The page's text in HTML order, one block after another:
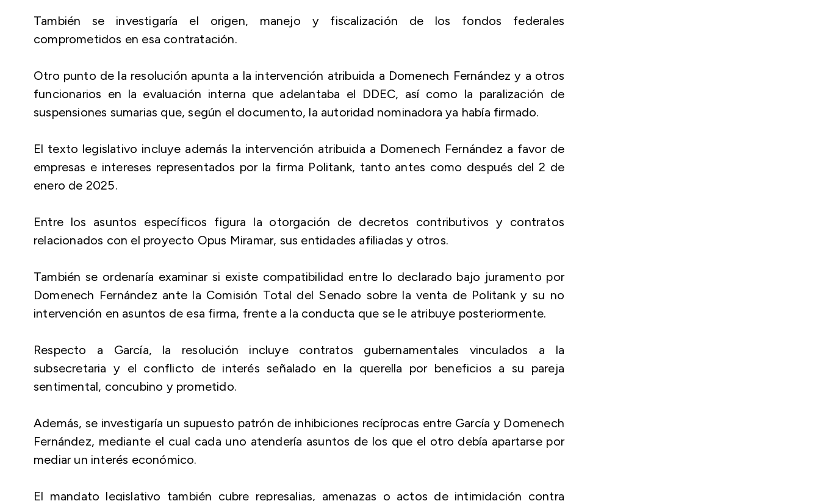
También se investigaría el origen, manejo y fiscalización de los fondos federales
comprometidos en esa contratación.
Otro punto de la resolución apunta a la intervención atribuida a Domenech Fernández y a otros
funcionarios en la evaluación interna que adelantaba el DDEC, así como la paralización de
suspensiones sumarias que, según el documento, la autoridad nominadora ya había firmado.
El texto legislativo incluye además la intervención atribuida a Domenech Fernández a favor de
empresas e intereses representados por la firma Politank, tanto antes como después del 2 de
enero de 2025.
Entre los asuntos específicos figura la otorgación de decretos contributivos y contratos
relacionados con el proyecto Opus Miramar, sus entidades afiliadas y otros.
También se ordenaría examinar si existe compatibilidad entre lo declarado bajo juramento por
Domenech Fernández ante la Comisión Total del Senado sobre la venta de Politank y su no
intervención en asuntos de esa firma, frente a la conducta que se le atribuye posteriormente.
Respecto a García, la resolución incluye contratos gubernamentales vinculados a la
subsecretaria y el conflicto de interés señalado en la querella por beneficios a su pareja
sentimental, concubino y prometido.
Además, se investigaría un supuesto patrón de inhibiciones recíprocas entre García y Domenech
Fernández, mediante el cual cada uno atendería asuntos de los que el otro debía apartarse por
mediar un interés económico.
El mandato legislativo también cubre represalias, amenazas o actos de intimidación contra